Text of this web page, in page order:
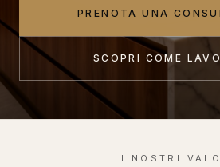
PRENOTA UNA
SCOPRI COME
I NOSTRI